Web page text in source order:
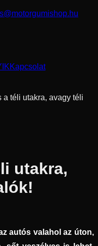
Kapcsolat
a téli utakra, avagy téli
utakra,
autós valahol az úton,